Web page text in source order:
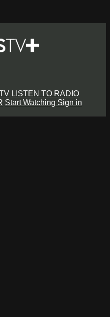
LISTEN TO RADIO
Start Watching Sign in